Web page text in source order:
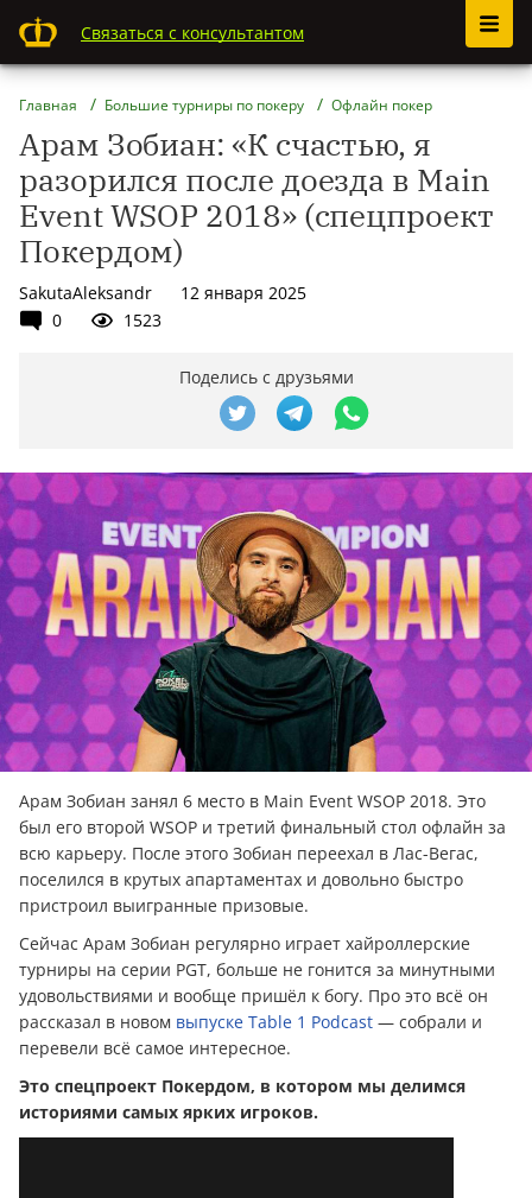
Связаться с консультантом
Главная Большие турниры по покеру Офлайн покер
Арам Зобиан: «К счастью, я
разорился после доезда в Main
Event WSOP 2018» (спецпроект
Покердом)
SakutaAleksandr
12 января 2025
0
1523
Поделись с друзьями
Арам Зобиан занял 6 место в Main Event WSOP 2018. Это
был его второй WSOP и третий финальный стол офлайн за
всю карьеру. После этого Зобиан переехал в Лас-Вегас,
поселился в крутых апартаментах и довольно быстро
пристроил выигранные призовые.
Сейчас Арам Зобиан регулярно играет хайроллерские
турниры на серии PGT, больше не гонится за минутными
удовольствиями и вообще пришёл к богу. Про это всё он
рассказал в новом выпуске Table 1 Podcast — собрали и
перевели всё самое интересное.
Это спецпроект Покердом, в котором мы делимся
историями самых ярких игроков.